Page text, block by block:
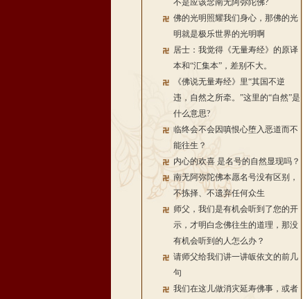
不是应该念南无阿弥陀佛?
佛的光明照耀我们身心，那佛的光
明就是极乐世界的光明啊
居士：我觉得《无量寿经》的原译
本和“汇集本”，差别不大。
《佛说无量寿经》里“其国不逆
违，自然之所牵。”这里的“自然”是
什么意思?
临终会不会因嗔恨心堕入恶道而不
能往生？
内心的欢喜 是名号的自然显现吗？
南无阿弥陀佛本愿名号没有区别，
不拣择、不遗弃任何众生
师父，我们是有机会听到了您的开
示，才明白念佛往生的道理，那没
有机会听到的人怎么办？
请师父给我们讲一讲皈依文的前几
句
我们在这儿做消灾延寿佛事，或者